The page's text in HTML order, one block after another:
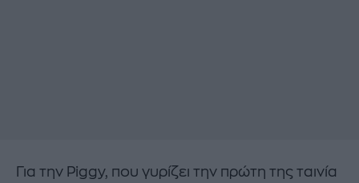
Για την Piggy, που γυρίζει την πρώτη της ταινία